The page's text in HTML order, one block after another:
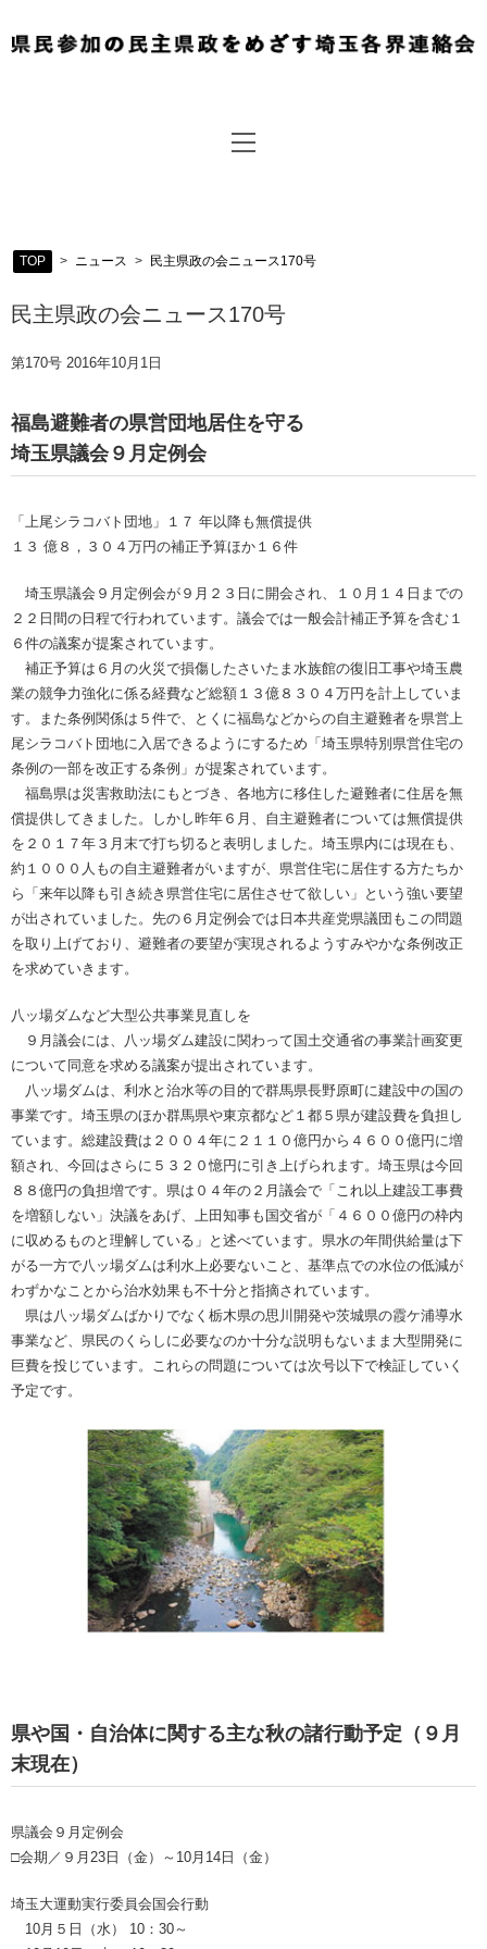
TOP > ニュース > 民主県政の会ニュース170号
民主県政の会ニュース170号
第170号 2016年10月1日
福島避難者の県営団地居住を守る
埼玉県議会９月定例会
「上尾シラコバト団地」１７ 年以降も無償提供
１３ 億８，３０４万円の補正予算ほか１６件
埼玉県議会９月定例会が９月２３日に開会され、１０月１４日までの
２２日間の日程で行われています。議会では一般会計補正予算を含む１
６件の議案が提案されています。
補正予算は６月の火災で損傷したさいたま水族館の復旧工事や埼玉農
業の競争力強化に係る経費など総額１３億８３０４万円を計上していま
す。また条例関係は５件で、とくに福島などからの自主避難者を県営上
尾シラコバト団地に入居できるようにするため「埼玉県特別県営住宅の
条例の一部を改正する条例」が提案されています。
福島県は災害救助法にもとづき、各地方に移住した避難者に住居を無
償提供してきました。しかし昨年６月、自主避難者については無償提供
を２０１７年３月末で打ち切ると表明しました。埼玉県内には現在も、
約１０００人もの自主避難者がいますが、県営住宅に居住する方たちか
ら「来年以降も引き続き県営住宅に居住させて欲しい」という強い要望
が出されていました。先の６月定例会では日本共産党県議団もこの問題
を取り上げており、避難者の要望が実現されるようすみやかな条例改正
を求めていきます。
八ッ場ダムなど大型公共事業見直しを
９月議会には、八ッ場ダム建設に関わって国土交通省の事業計画変更
について同意を求める議案が提出されています。
八ッ場ダムは、利水と治水等の目的で群馬県長野原町に建設中の国の
事業です。埼玉県のほか群馬県や東京都など１都５県が建設費を負担し
ています。総建設費は２００４年に２１１０億円から４６００億円に増
額され、今回はさらに５３２０憶円に引き上げられます。埼玉県は今回
８８億円の負担増です。県は０４年の２月議会で「これ以上建設工事費
を増額しない」決議をあげ、上田知事も国交省が「４６００億円の枠内
に収めるものと理解している」と述べています。県水の年間供給量は下
がる一方で八ッ場ダムは利水上必要ないこと、基準点での水位の低減が
わずかなことから治水効果も不十分と指摘されています。
県は八ッ場ダムばかりでなく栃木県の思川開発や茨城県の霞ケ浦導水
事業など、県民のくらしに必要なのか十分な説明もないまま大型開発に
巨費を投じています。これらの問題については次号以下で検証していく
予定です。
県や国・自治体に関する主な秋の諸行動予定（９月
末現在）
県議会９月定例会
□会期／９月23日（金）～10月14日（金）
埼玉大運動実行委員会国会行動
10月５日（水） 10：30～